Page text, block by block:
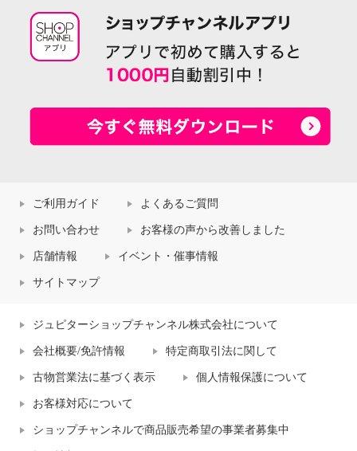
ご利用ガイド よくあるご質問
お問い合わせ お客様の声から改善しました
店舗情報 イベント・催事情報
サイトマップ
ジュピターショップチャンネル株式会社について
会社概要/免許情報 特定商取引法に関して
古物営業法に基づく表示 個人情報保護について
お客様対応について
ショップチャンネルで商品販売希望の事業者募集中